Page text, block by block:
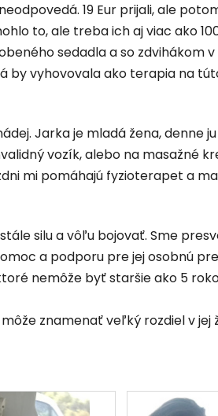
19 Eur prijali, ale
to, ale treba ich aj viac ako
sedadla a so zdvihákom
by vyhovovala ako terapia na
Jarka je mladá žena, denne
vozík, alebo na masažné
mi pomáhajú fyzioterapet a
silu a vôľu bojovať. Sme
a podporu pre jej osobnú
nemôže byť staršie ako 5
znamenať veľký rozdiel v jej